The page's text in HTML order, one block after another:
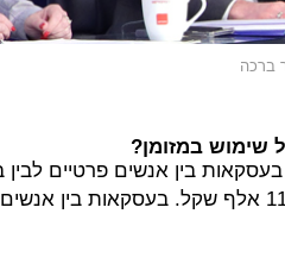
ברכה
שימוש במזומן?
בין אנשים פרטיים